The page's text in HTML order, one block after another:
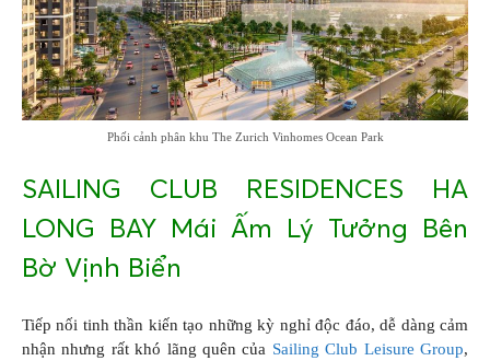
Phối cảnh phân khu The Zurich Vinhomes Ocean Park
SAILING CLUB RESIDENCES HA
LONG BAY Mái Ấm Lý Tưởng Bên
Bờ Vịnh Biển
Tiếp nối tinh thần kiến tạo những kỳ nghỉ độc đáo, dễ dàng cảm
nhận nhưng rất khó lãng quên của Sailing Club Leisure Group,